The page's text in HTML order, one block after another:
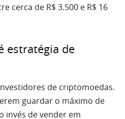
cerca de R$ 3.500 e R$ 16
estratégia de
de criptomoedas.
guardar o máximo de
invés de vender em